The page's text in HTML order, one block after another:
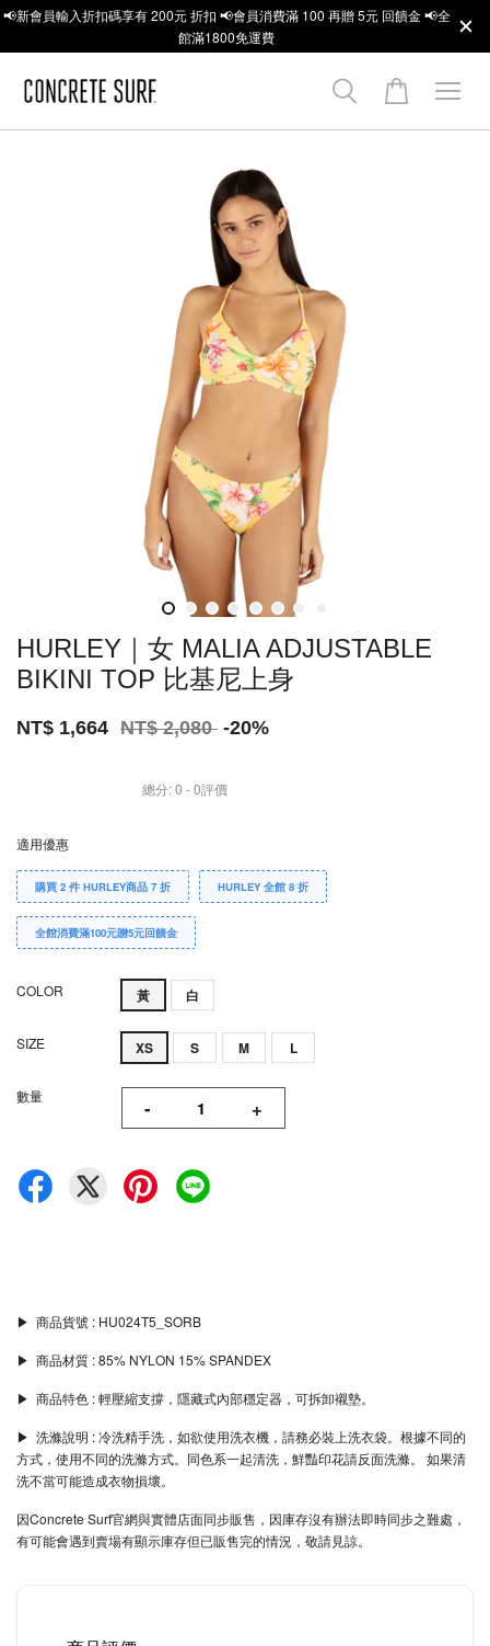
📢新會員輸入折扣碼享有 200元 折扣 📢會員消費滿 100 再贈 5元 回饋金 📢全
館滿1800免運費
HURLEY｜女 MALIA ADJUSTABLE
BIKINI TOP 比基尼上身
NT$ 1,664 NT$ 2,080 -20%
總分:0 -0評價
適用優惠
購買 2 件 HURLEY商品 7 折 HURLEY 全館 8 折
全館消費滿100元贈5元回饋金
COLOR 黃 白
SIZE XS S M L
數量 - +
▶︎ 商品貨號 : HU024T5_SORB
▶︎ 商品材質 : 85% NYLON 15% SPANDEX
▶︎ 商品特色 : 輕壓縮支撐，隱藏式內部穩定器，可拆卸襯墊。
▶︎ 洗滌說明 : 冷洗精手洗，如欲使用洗衣機，請務必裝上洗衣袋。根據不同的
方式，使用不同的洗滌方式。同色系一起清洗，鮮豔印花請反面洗滌。 如果清
洗不當可能造成衣物損壞。
因Concrete Surf官網與實體店面同步販售，因庫存沒有辦法即時同步之難處，
有可能會遇到賣場有顯示庫存但已販售完的情況，敬請見諒。